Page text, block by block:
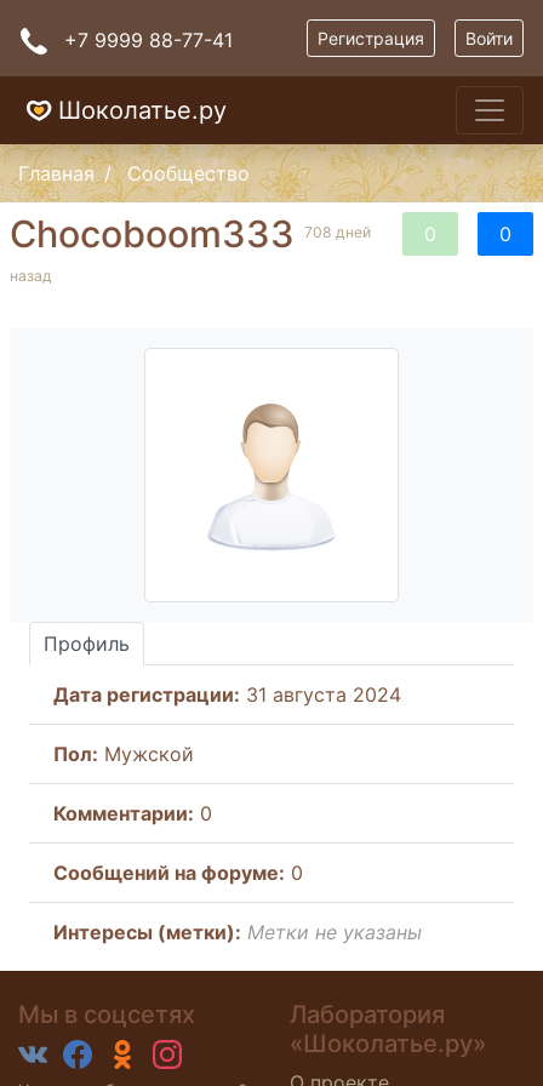
+7 9999 88-77-41 Регистрация Войти
Шоколатье.ру
Главная Сообщество
0 0
Chocoboom333 708 дней
назад
Профиль
Дата регистрации: 31 августа 2024
Пол: Мужской
Комментарии: 0
Cообщений на форуме: 0
Интересы (метки): Метки не указаны
Мы в соцсетях
Лаборатория
«Шоколатье.ру»